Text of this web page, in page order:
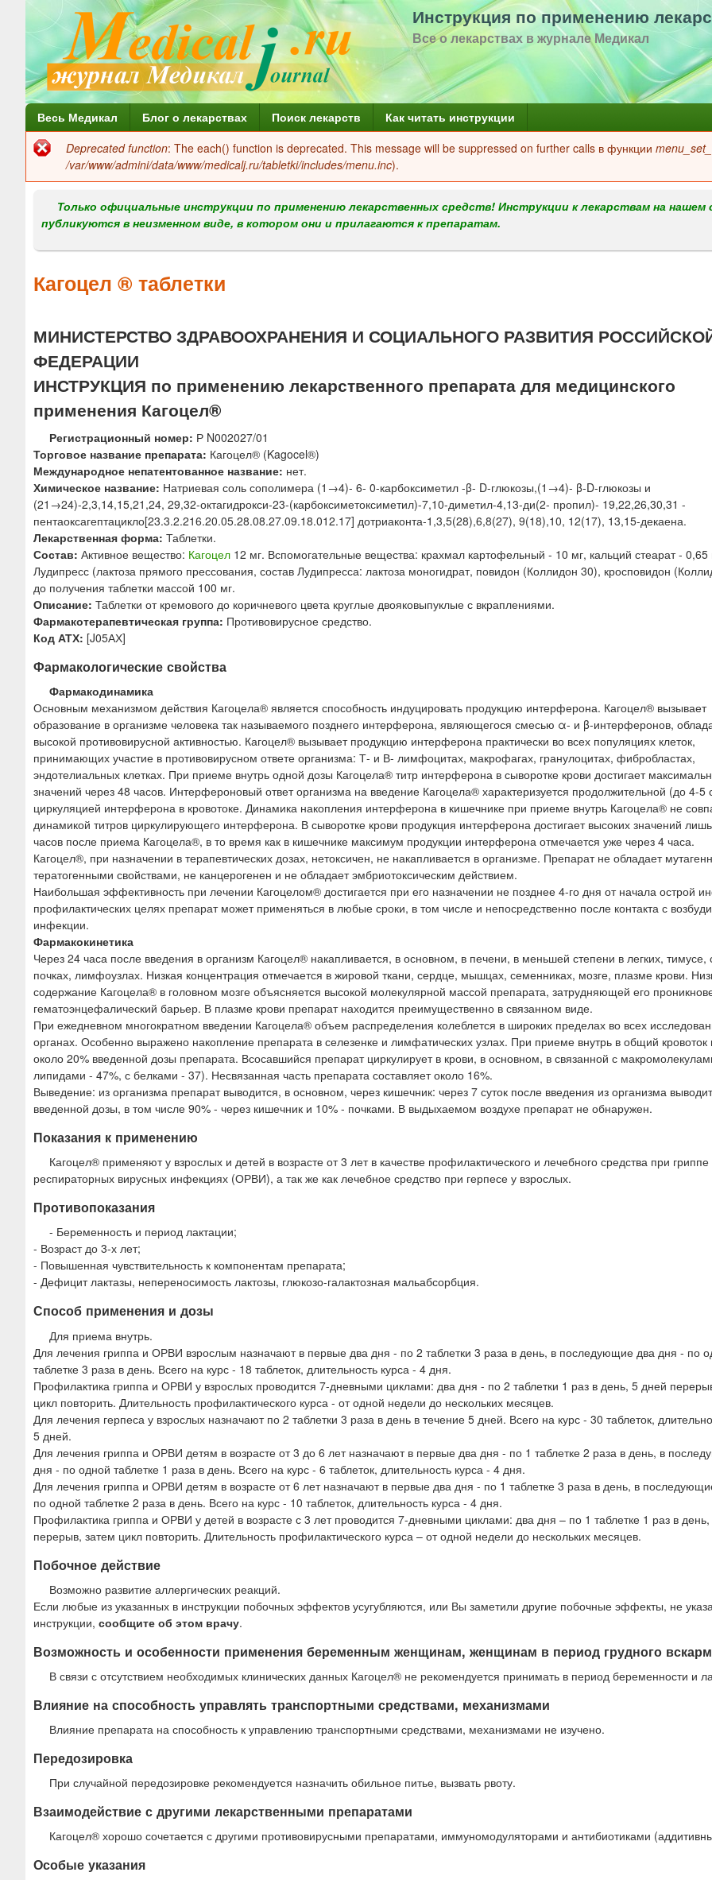
Перейти
к
содержанию
Инструкция по применению
Все о лекарствах в журнале Медикал
Г
л
н
м
н
ю
Весь Медикал Блог о лекарствах Поиск лекарств Как читать инструкции
Сообщение
об
ошибке
Deprecated function: The each() function is deprecated. This message will be suppressed on further calls в функции
/var/www/admini/data/www/medicalj.ru/tabletki/includes/menu.inc).
Только официальные инструкции по применению лекарственных средств! Инструкции к лекарствам на нашем
публикуются в неизменном виде, в котором они и прилагаются к препаратам.
Кагоцел ® таблетки
МИНИСТЕРСТВО ЗДРАВООХРАНЕНИЯ И СОЦИАЛЬНОГО РАЗВИТИЯ
ФЕДЕРАЦИИ
ИНСТРУКЦИЯ по применению лекарственного препарата для медицинского
применения Кагоцел®
Регистрационный номер: Р N002027/01
Торговое название препарата: Кагоцел® (Kagocel®)
Международное непатентованное название: нет.
Химическое название: Натриевая соль сополимера (1→4)- 6- 0-карбоксиметил -β- D-глюкозы,(1→4)- β-D-глюкозы и
(21→24)-2,3,14,15,21,24, 29,32-октагидрокси-23-(карбоксиметоксиметил)-7,10-диметил-4,13-ди(2- пропил)- 19,22,26,30,31 -
пентаоксагептацикло[23.3.2.216.20.05.28.08.27.09.18.012.17] дотриаконта-1,3,5(28),6,8(27), 9(18),10, 12(17), 13,15-декаена.
Лекарственная форма: Таблетки.
Состав: Активное вещество: Кагоцел 12 мг. Вспомогательные вещества: крахмал картофельный - 10 мг, кальций стеарат - 0,65
Лудипресс (лактоза прямого прессования, состав Лудипресса: лактоза моногидрат, повидон (Коллидон 30), кросповидон
до получения таблетки массой 100 мг.
Описание: Таблетки от кремового до коричневого цвета круглые двояковыпуклые с вкраплениями.
Фармакотерапевтическая группа: Противовирусное средство.
Код АТХ: [J05АХ]
Фармакологические свойства
Фармакодинамика
Основным механизмом действия Кагоцела® является способность индуцировать продукцию интерферона. Кагоцел® вызывает
образование в организме человека так называемого позднего интерферона, являющегося смесью α- и β-интерферонов,
высокой противовирусной активностью. Кагоцел® вызывает продукцию интерферона практически во всех популяциях клеток,
принимающих участие в противовирусном ответе организма: Т- и В- лимфоцитах, макрофагах, гранулоцитах, фибробластах,
эндотелиальных клетках. При приеме внутрь одной дозы Кагоцела® титр интерферона в сыворотке крови достигает
значений через 48 часов. Интерфероновый ответ организма на введение Кагоцела® характеризуется продолжительной (до 4-5
циркуляцией интерферона в кровотоке. Динамика накопления интерферона в кишечнике при приеме внутрь Кагоцела® не
динамикой титров циркулирующего интерферона. В сыворотке крови продукция интерферона достигает высоких значений
часов после приема Кагоцела®, в то время как в кишечнике максимум продукции интерферона отмечается уже через 4 часа.
Кагоцел®, при назначении в терапевтических дозах, нетоксичен, не накапливается в организме. Препарат не обладает
тератогенными свойствами, не канцерогенен и не обладает эмбриотоксическим действием.
Наибольшая эффективность при лечении Кагоцелом® достигается при его назначении не позднее 4-го дня от начала острой
профилактических целях препарат может применяться в любые сроки, в том числе и непосредственно после контакта с
инфекции.
Фармакокинетика
Через 24 часа после введения в организм Кагоцел® накапливается, в основном, в печени, в меньшей степени в легких, тимусе,
почках, лимфоузлах. Низкая концентрация отмечается в жировой ткани, сердце, мышцах, семенниках, мозге, плазме крови.
содержание Кагоцела® в головном мозге объясняется высокой молекулярной массой препарата, затрудняющей его
гематоэнцефалический барьер. В плазме крови препарат находится преимущественно в связанном виде.
При ежедневном многократном введении Кагоцела® объем распределения колеблется в широких пределах во всех
органах. Особенно выражено накопление препарата в селезенке и лимфатических узлах. При приеме внутрь в общий кровоток
около 20% введенной дозы препарата. Всосавшийся препарат циркулирует в крови, в основном, в связанной с
липидами - 47%, с белками - 37). Несвязанная часть препарата составляет около 16%.
Выведение: из организма препарат выводится, в основном, через кишечник: через 7 суток после введения из организма
введенной дозы, в том числе 90% - через кишечник и 10% - почками. В выдыхаемом воздухе препарат не обнаружен.
Показания к применению
Кагоцел® применяют у взрослых и детей в возрасте от 3 лет в качестве профилактического и лечебного средства при гриппе
респираторных вирусных инфекциях (ОРВИ), а так же как лечебное средство при герпесе у взрослых.
Противопоказания
- Беременность и период лактации;
- Возраст до 3-х лет;
- Повышенная чувствительность к компонентам препарата;
- Дефицит лактазы, непереносимость лактозы, глюкозо-галактозная мальабсорбция.
Способ применения и дозы
Для приема внутрь.
Для лечения гриппа и ОРВИ взрослым назначают в первые два дня - по 2 таблетки 3 раза в день, в последующие два дня - по
таблетке 3 раза в день. Всего на курс - 18 таблеток, длительность курса - 4 дня.
Профилактика гриппа и ОРВИ у взрослых проводится 7-дневными циклами: два дня - по 2 таблетки 1 раз в день, 5 дней
цикл повторить. Длительность профилактического курса - от одной недели до нескольких месяцев.
Для лечения герпеса у взрослых назначают по 2 таблетки 3 раза в день в течение 5 дней. Всего на курс - 30 таблеток,
5 дней.
Для лечения гриппа и ОРВИ детям в возрасте от 3 до 6 лет назначают в первые два дня - по 1 таблетке 2 раза в день, в
дня - по одной таблетке 1 раза в день. Всего на курс - 6 таблеток, длительность курса - 4 дня.
Для лечения гриппа и ОРВИ детям в возрасте от 6 лет назначают в первые два дня - по 1 таблетке 3 раза в день, в
по одной таблетке 2 раза в день. Всего на курс - 10 таблеток, длительность курса - 4 дня.
Профилактика гриппа и ОРВИ у детей в возрасте с 3 лет проводится 7-дневными циклами: два дня – по 1 таблетке 1 раз в
перерыв, затем цикл повторить. Длительность профилактического курса – от одной недели до нескольких месяцев.
Побочное действие
Возможно развитие аллергических реакций.
Если любые из указанных в инструкции побочных эффектов усугубляются, или Вы заметили другие побочные эффекты, не
инструкции, сообщите об этом врачу.
Возможность и особенности применения беременным женщинам, женщинам в период грудного
В связи с отсутствием необходимых клинических данных Кагоцел® не рекомендуется принимать в период беременности и
Влияние на способность управлять транспортными средствами, механизмами
Влияние препарата на способность к управлению транспортными средствами, механизмами не изучено.
Передозировка
При случайной передозировке рекомендуется назначить обильное питье, вызвать рвоту.
Взаимодействие с другими лекарственными препаратами
Кагоцел® хорошо сочетается с другими противовирусными препаратами, иммуномодуляторами и антибиотиками
Особые указания